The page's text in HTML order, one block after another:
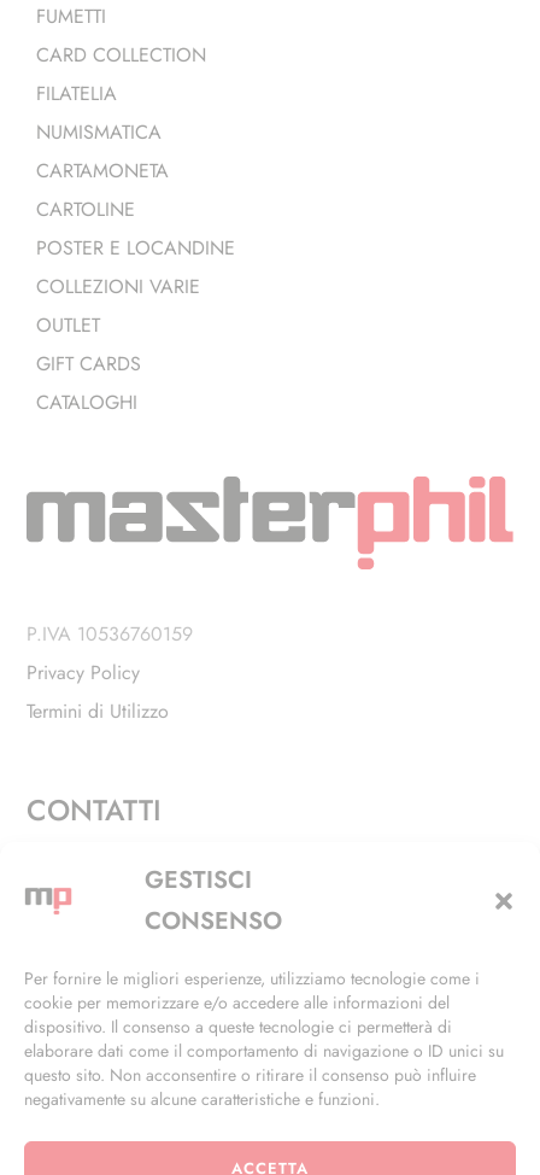
GESTISCI
CONSENSO
Per fornire le migliori esperienze, utilizziamo tecnologie come i
cookie per memorizzare e/o accedere alle informazioni del
dispositivo. Il consenso a queste tecnologie ci permetterà di
elaborare dati come il comportamento di navigazione o ID unici su
questo sito. Non acconsentire o ritirare il consenso può influire
negativamente su alcune caratteristiche e funzioni.
ACCETTA
FUMETTI
CARD COLLECTION
FILATELIA
NUMISMATICA
CARTAMONETA
CARTOLINE
POSTER E LOCANDINE
COLLEZIONI VARIE
OUTLET
GIFT CARDS
CATALOGHI
P.IVA 10536760159
Privacy Policy
Termini di Utilizzo
CONTATTI
Via Alfieri, 27 - Trezzano Sul Naviglio (MI)
+39 02 4846 3155
info@masterphil.it